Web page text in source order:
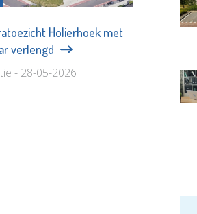
Holierhoek met
verlengd
- 28-05-2026